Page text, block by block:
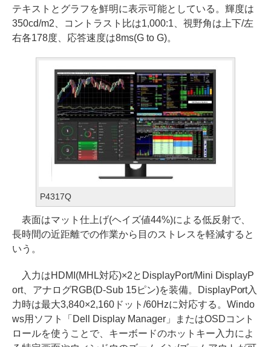
テキストとグラフを鮮明に表示可能としている。輝度は
350cd/m2、コントラスト比は1,000:1、視野角は上下/左
右各178度、応答速度は8ms(G to G)。
P4317Q
表面はマット仕上げ(ヘイズ値44%)による低反射で、
長時間の近距離での作業から目のストレスを軽減すると
いう。
入力はHDMI(MHL対応)×2とDisplayPort/Mini DisplayP
ort、アナログRGB(D-Sub 15ピン)を装備。DisplayPort入
力時は最大3,840×2,160ドット/60Hzに対応する。Windo
ws用ソフト「Dell Display Manager」またはOSDコント
ロールを使うことで、キーボードのホットキー入力によ